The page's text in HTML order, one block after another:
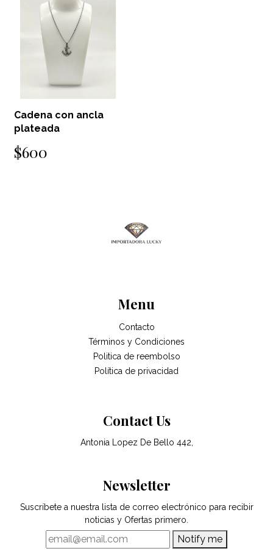
Cadena con ancla
plateada
$600
Menu
Contacto
Términos y Condiciones
Politica de reembolso
Política de privacidad
Contact Us
Antonia Lopez De Bello 442,
Newsletter
Suscríbete a nuestra lista de correo electrónico para recibir
noticias y Ofertas primero.
Notify me